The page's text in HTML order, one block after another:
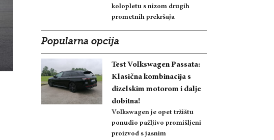
kolopletu s nizom drugih
prometnih prekršaja
Popularna opcija
Test Volkswagen Passata:
Klasična kombinacija s
dizelskim motorom i dalje
dobitna!
Volkswagen je opet tržištu
ponudio pažljivo promišljeni
proizvod s jasnim